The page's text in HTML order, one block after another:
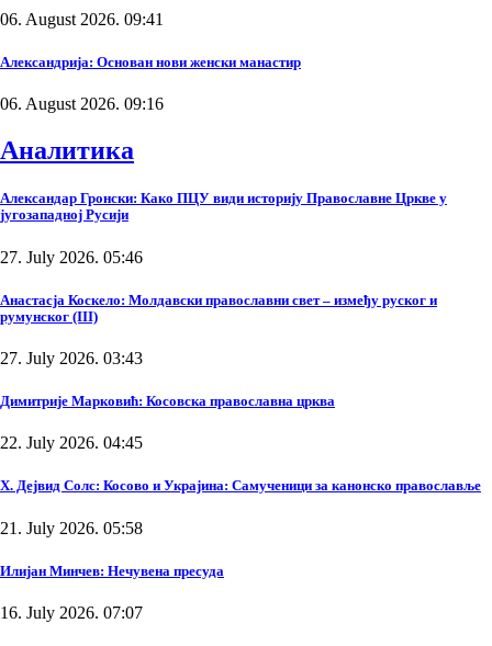
06. August 2026. 09:41
Александрија: Основан нови женски манастир
06. August 2026. 09:16
Аналитика
Александар Гронски: Како ПЦУ види историју Православне Цркве у
југозападној Русији
27. July 2026. 05:46
Анастасја Коскело: Молдавски православни свет – између руског и
румунског (III)
27. July 2026. 03:43
Димитрије Марковић: Косовска православна црква
22. July 2026. 04:45
Х. Дејвид Солс: Косово и Украјина: Самученици за канонско православље
21. July 2026. 05:58
Илијан Минчев: Нечувена пресуда
16. July 2026. 07:07